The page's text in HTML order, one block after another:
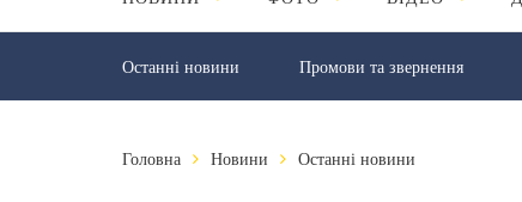
Останні новини Промови та звернення
Головна Новини Останні новини